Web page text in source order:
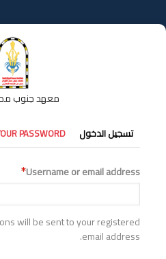
إلى
المحتوى
معهد جنوب
التبويبات
الأساسية
تسجيل الدخول PASSWORD
Username or email address
will be sent to your registered
email address.